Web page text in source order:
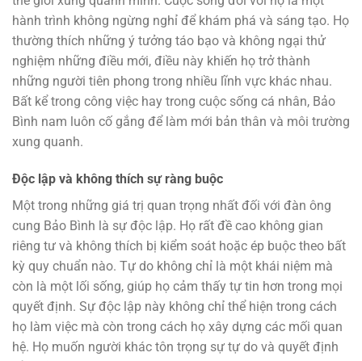
hành trình không ngừng nghỉ để khám phá và sáng tạo. Họ
thường thích những ý tưởng táo bạo và không ngại thử
nghiệm những điều mới, điều này khiến họ trở thành
những người tiên phong trong nhiều lĩnh vực khác nhau.
Bất kể trong công việc hay trong cuộc sống cá nhân, Bảo
Bình nam luôn cố gắng để làm mới bản thân và môi trường
xung quanh.
Độc lập và không thích sự ràng buộc
Một trong những giá trị quan trọng nhất đối với đàn ông
cung Bảo Bình là sự độc lập. Họ rất đề cao không gian
riêng tư và không thích bị kiểm soát hoặc ép buộc theo bất
kỳ quy chuẩn nào. Tự do không chỉ là một khái niệm mà
còn là một lối sống, giúp họ cảm thấy tự tin hơn trong mọi
quyết định. Sự độc lập này không chỉ thể hiện trong cách
họ làm việc mà còn trong cách họ xây dựng các mối quan
hệ. Họ muốn người khác tôn trọng sự tự do và quyết định